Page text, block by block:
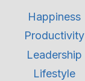
Happiness
Productivity
Leadership
Lifestyle